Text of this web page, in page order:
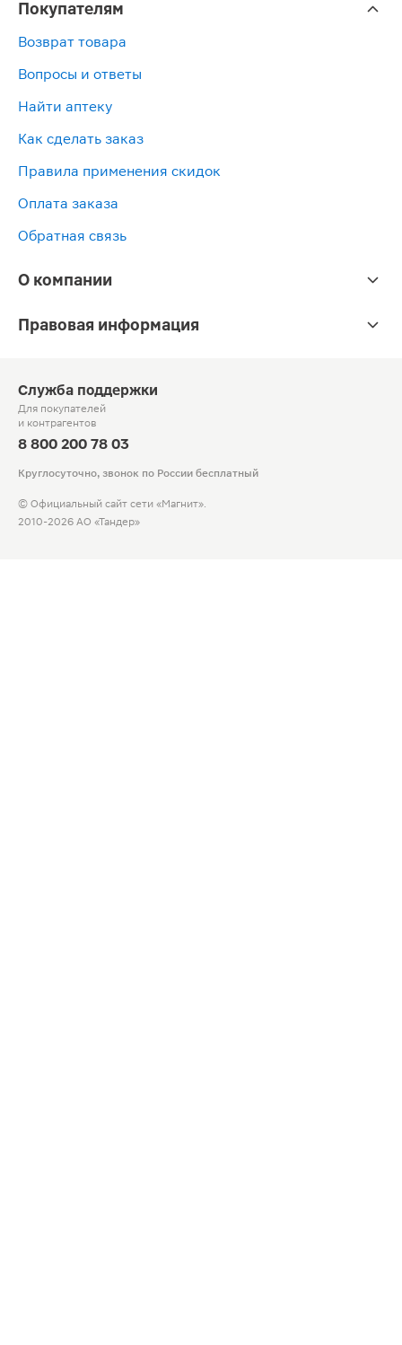
Покупателям
Возврат товара
Вопросы и ответы
Найти аптеку
Как сделать заказ
Правила применения скидок
Оплата заказа
Обратная связь
О компании
Правовая информация
Служба поддержки
Для покупателей
и контрагентов
8 800 200 78 03
Круглосуточно, звонок по России бесплатный
© Официальный сайт сети «Магнит».
2010-2026 АО «Тандер»